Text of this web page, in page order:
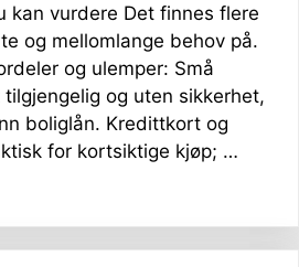
kan vurdere Det finnes flere
og mellomlange behov på.
og ulemper: Små
og uten sikkerhet,
boliglån. Kredittkort og
for kortsiktige kjøp; …